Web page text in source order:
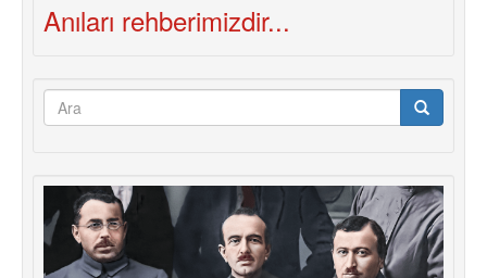
Anıları rehberimizdir...
Arama